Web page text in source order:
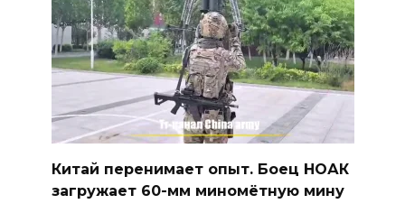
Китай перенимает опыт. Боец НОАК
загружает 60-мм миномётную мину